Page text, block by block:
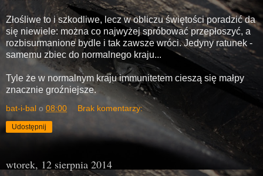
Złośliwe to i szkodliwe, lecz w obliczu świętości poradzić da
się niewiele: można co najwyżej spróbować przepłoszyć, a
rozbisurmanione bydle i tak zawsze wróci. Jedyny ratunek -
samemu zbiec do normalnego kraju...
Tyle że w normalnym kraju immunitetem cieszą się małpy
znacznie groźniejsze.
bat-i-bal o 08:00 Brak komentarzy:
Udostępnij
wtorek, 12 sierpnia 2014